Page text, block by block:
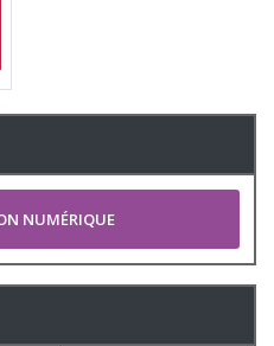
NUMÉRIQUE